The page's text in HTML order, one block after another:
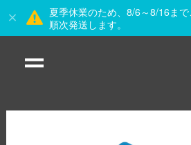
夏季休業のため、8/6～8/16ま
順次発送します。